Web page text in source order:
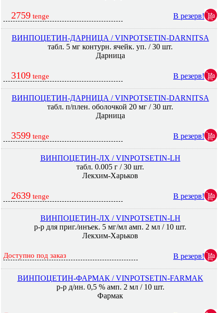
2759 tenge В резерв!
ВИНПОЦЕТИН-ДАРНИЦА / VINPOTSETIN-DARNITSA
табл. 5 мг контурн. ячейк. уп. / 30 шт.
Дарница
3109 tenge В резерв!
ВИНПОЦЕТИН-ДАРНИЦА / VINPOTSETIN-DARNITSA
табл. п/плен. оболочкой 20 мг / 30 шт.
Дарница
3599 tenge В резерв!
ВИНПОЦЕТИН-ЛХ / VINPOTSETIN-LH
табл. 0.005 г / 30 шт.
Лекхим-Харьков
2639 tenge В резерв!
ВИНПОЦЕТИН-ЛХ / VINPOTSETIN-LH
р-р для приг./инъек. 5 мг/мл амп. 2 мл / 10 шт.
Лекхим-Харьков
Доступно под заказ В резерв!
ВИНПОЦЕТИН-ФАРМАК / VINPOTSETIN-FARMAK
р-р д/ин. 0,5 % амп. 2 мл / 10 шт.
Фармак